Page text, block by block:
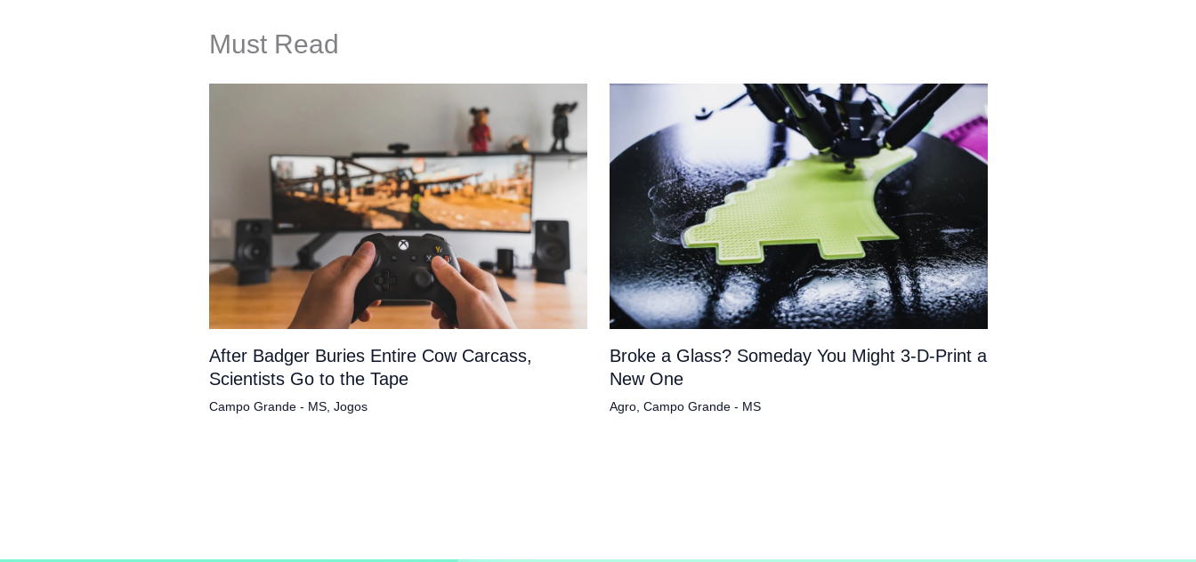
Must Read
After Badger Buries Entire Cow Carcass,
Scientists Go to the Tape
Campo Grande - MS, Jogos
Broke a Glass? Someday You Might 3-D-Print a
New One
Agro, Campo Grande - MS